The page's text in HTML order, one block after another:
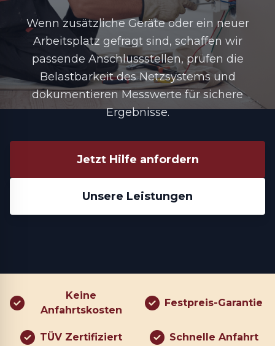
Wenn zusätzliche Geräte oder ein neuer
Arbeitsplatz gefragt sind, schaffen wir
passende Anschlussstellen, prüfen die
Belastbarkeit des Netzsystems und
dokumentieren Messwerte für sichere
Ergebnisse.
Jetzt Hilfe anfordern
Unsere Leistungen
Keine
Anfahrtskosten
Festpreis-Garantie
TÜV Zertifiziert Schnelle Anfahrt